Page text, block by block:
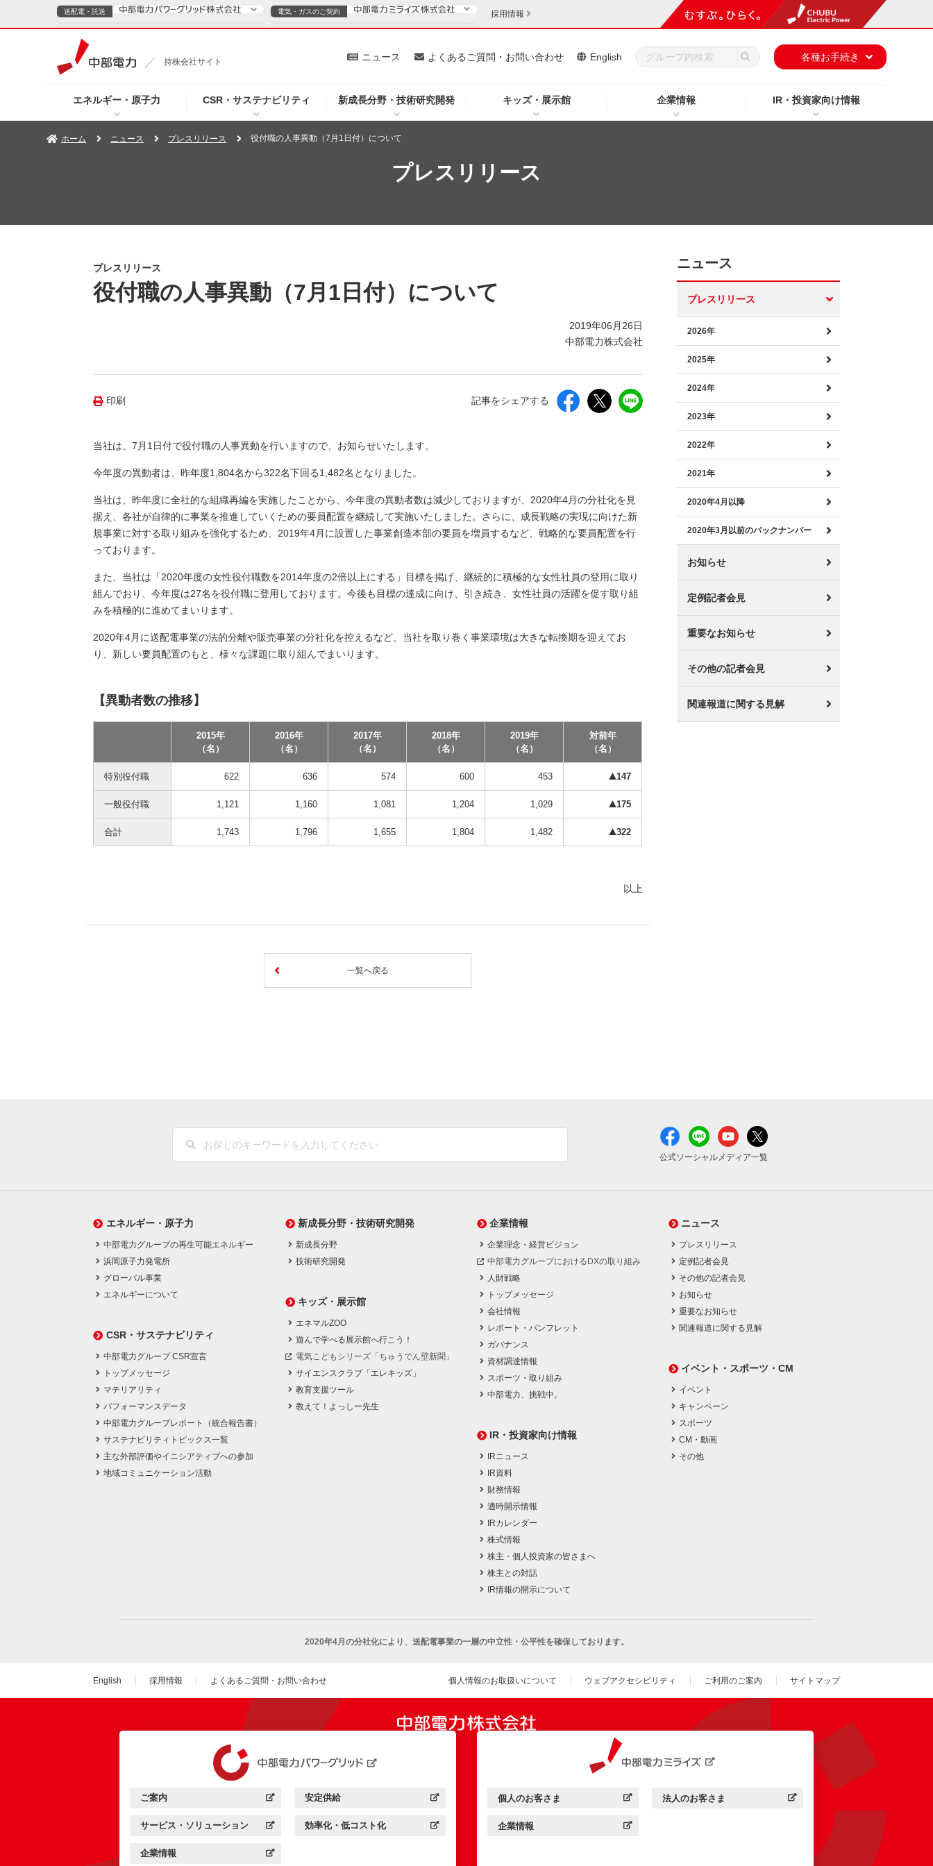
持株会社サイト
エネルギー・原子力 CSR・サステナビリティ 新成長分野・技術研究開発 キッズ・展示館 企業情報 IR・投資家向け情報
ニュース よくあるご質問・お問い合わせ English 各種お手続き
送配電・託送
TOPページへ ご案内 安定供給
企業情報
電気・ガスのご契約
電気・ガスのご契約
TOPページへ 個人のお客さま 法人のお客さま
採用情報
ホーム ニュース プレスリリース 役付職の人事異動（7月1日付）について
プレスリリース
プレスリリース
役付職の人事異動（7月1日付）について
2019年06月26日
中部電力株式会社
印刷 記事をシェアする
当社は、7月1日付で役付職の人事異動を行いますので、お知らせいたします。
今年度の異動者は、昨年度1,804名から322名下回る1,482名となりました。
当社は、昨年度に全社的な組織再編を実施したことから、今年度の異動者数は減少しておりますが、2020年4月の分社化を見
据え、各社が自律的に事業を推進していくための要員配置を継続して実施いたしました。さらに、成長戦略の実現に向けた新
規事業に対する取り組みを強化するため、2019年4月に設置した事業創造本部の要員を増員するなど、戦略的な要員配置を行
っております。
また、当社は「2020年度の女性役付職数を2014年度の2倍以上にする」目標を掲げ、継続的に積極的な女性社員の登用に取り
組んでおり、今年度は27名を役付職に登用しております。今後も目標の達成に向け、引き続き、女性社員の活躍を促す取り組
みを積極的に進めてまいります。
2020年4月に送配電事業の法的分離や販売事業の分社化を控えるなど、当社を取り巻く事業環境は大きな転換期を迎えてお
り、新しい要員配置のもと、様々な課題に取り組んでまいります。
【異動者数の推移】
2015年
（名）
2016年
（名）
2017年
（名）
2018年
（名）
2019年
（名）
対前年
（名）
特別役付職 622 636 574 600 453 147
一般役付職 1,121 1,160 1,081 1,204 1,029 175
合計 1,743 1,796 1,655 1,804 1,482 322
以上
一覧へ戻る
ニュース
プレスリリース
2026年
2025年
2024年
2023年
2022年
2021年
2020年4月以降
2020年3月以前のバックナンバー
お知らせ
定例記者会見
重要なお知らせ
その他の記者会見
関連報道に関する見解
公式ソーシャルメディア一覧
エネルギー・原子力
中部電力グループの再生可能エネルギー
浜岡原子力発電所
グローバル事業
エネルギーについて
CSR・サステナビリティ
中部電力グループ CSR宣言
トップメッセージ
マテリアリティ
パフォーマンスデータ
中部電力グループレポート（統合報告書）
サステナビリティトピックス一覧
主な外部評価やイニシアティブへの参加
地域コミュニケーション活動
新成長分野・技術研究開発
新成長分野
技術研究開発
キッズ・展示館
エネマルZOO
遊んで学べる展示館へ行こう！
電気こどもシリーズ「ちゅうでん壁新聞」
サイエンスクラブ「エレキッズ」
教育支援ツール
教えて！よっしー先生
企業情報
企業理念・経営ビジョン
中部電力グループにおけるDXの取り組み
人財戦略
トップメッセージ
会社情報
レポート・パンフレット
ガバナンス
資材調達情報
スポーツ・取り組み
中部電力、挑戦中。
IR・投資家向け情報
IRニュース
IR資料
財務情報
適時開示情報
IRカレンダー
株式情報
株主・個人投資家の皆さまへ
株主との対話
IR情報の開示について
ニュース
プレスリリース
定例記者会見
その他の記者会見
お知らせ
重要なお知らせ
関連報道に関する見解
イベント・スポーツ・CM
イベント
キャンペーン
スポーツ
CM・動画
その他
2020年4月の分社化により、 送配電事業の一層の中立性・公平性を確保しております。
English 採用情報 よくあるご質問・お問い合わせ 個人情報のお取扱いについて ウェブアクセシビリティ ご利用のご案内 サイトマップ
中部電力パワーグリッド：
ご案内
（新しいウィンドウを開きます） 中部電力パワーグリッド：
安定供給
（新しいウィンドウを開きます）
中部電力パワーグリッド：
サービス・ソリューション
（新しいウィンドウを開きます） 中部電力パワーグリッド：
効率化・低コスト化
（新しいウィンドウを開きます）
中部電力パワーグリッド：
企業情報
（新しいウィンドウを開きます）
中部電力ミライズ：
個人のお客さま
（新しいウィンドウを開きます） 中部電力ミライズ：
法人のお客さま
（新しいウィンドウを開きます）
中部電力ミライズ：
企業情報
（新しいウィンドウを開きます）